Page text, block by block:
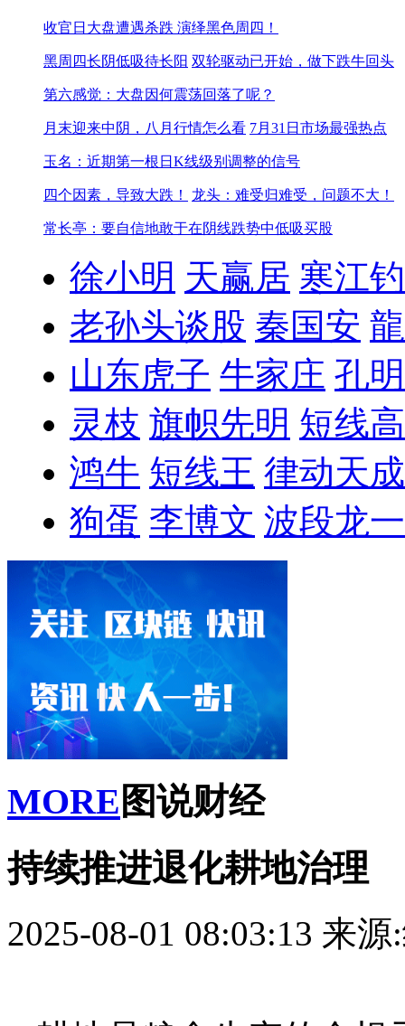
收官日大盘遭遇杀跌 演绎黑色周四！
黑周四长阴低吸待长阳 双轮驱动已开始，做下跌牛回头
第六感觉：大盘因何震荡回落了呢？
月末迎来中阴，八月行情怎么看 7月31日市场最强热点
玉名：近期第一根日K线级别调整的信号
四个因素，导致大跌！ 龙头：难受归难受，问题不大！
常长亭：要自信地敢于在阴线跌势中低吸买股
徐小明 天赢居 寒江
老孙头谈股 秦国安
山东虎子 牛家庄 孔
灵枝 旗帜先明 短线
鸿牛 短线王 律动天成
狗蛋 李博文 波段龙一
MORE 图说财经
持续推进退化耕地治理
2025-08-01 08:03:13 来源